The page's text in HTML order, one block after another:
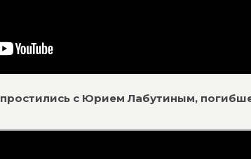
с Юрием Лабутиным,